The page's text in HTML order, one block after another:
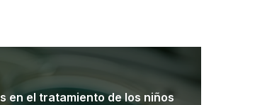
en el tratamiento de los niños